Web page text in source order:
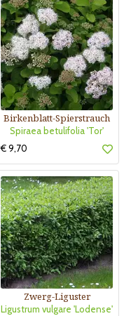
Birkenblatt-Spierstrauch
Spiraea betulifolia 'Tor'
€ 9,70
Zwerg-Liguster
Ligustrum vulgare 'Lodense'